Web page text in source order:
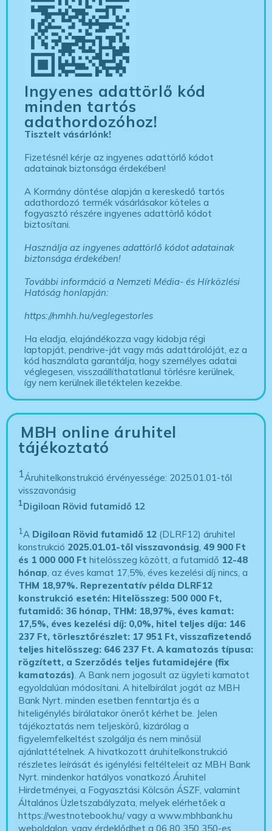
Ingyenes adattörlő kód
minden tartós
adathordozóhoz!
Tisztelt vásárlónk!
Fizetésnél kérje az ingyenes adattörlő kódot
adatainak biztonsága érdekében!
A Kormány döntése alapján a kereskedő tartós
adathordozó termék vásárlásakor köteles a
fogyasztó részére ingyenes adattörlő kódot
biztosítani.
Használja az ingyenes adattörlő kódot adatainak
biztonsága érdekében!
További információ a Nemzeti Média- és Hírközlési
Hatóság honlapján:
https://nmhh.hu/veglegestorles
Ha eladja, elajándékozza vagy kidobja régi
laptopját, pendrive-ját vagy más adattárolóját, ez a
kód használata garantálja, hogy személyes adatai
véglegesen, visszaállíthatatlanul törlésre kerülnek,
így nem kerülnek illetéktelen kezekbe.
MBH online áruhitel
tájékoztató
1Áruhitelkonstrukció érvényessége: 2025.01.01-től
visszavonásig
1Digiloan Rövid futamidő 12
1A Digiloan Rövid futamidő 12 (DLRF12) áruhitel
konstrukció 2025.01.01-től visszavonásig,49 900 Ft
és 1 000 000 Ft hitelösszeg között, a futamidő 12-48
hónap, az éves kamat 17,5%, éves kezelési díj nincs, a
THM 18,97%. Reprezentatív példa DLRF12
konstrukció esetén: Hitelösszeg: 500 000 Ft,
futamidő: 36 hónap, THM: 18,97%, éves kamat:
17,5%, éves kezelési díj: 0,0%, hitel teljes díja: 146
237 Ft, törlesztőrészlet: 17 951 Ft, visszafizetendő
teljes hitelösszeg: 646 237 Ft.A kamatozás típusa:
rögzített, a Szerződés teljes futamidejére (fix
kamatozás). A Bank nem jogosult az ügyleti kamatot
egyoldalúan módosítani. A hitelbírálat jogát az MBH
Bank Nyrt. minden esetben fenntartja és a
hiteligénylés bírálatakor önerőt kérhet be. Jelen
tájékoztatás nem teljeskörű, kizárólag a
figyelemfelkeltést szolgálja és nem minősül
ajánlattételnek. A hivatkozott áruhitelkonstrukció
részletes leírását és igénylési feltélteleit az MBH Bank
Nyrt. mindenkor hatályos vonatkozó Áruhitel
Hirdetményei, a Fogyasztási Kölcsön ÁSZF, valamint
Általános Üzletszabályzata, melyek elérhetőek a
https://westnotebook.hu/vagy a www.mbhbank.hu
weboldalon, vagy érdeklődhet a 06 80 350 350-es